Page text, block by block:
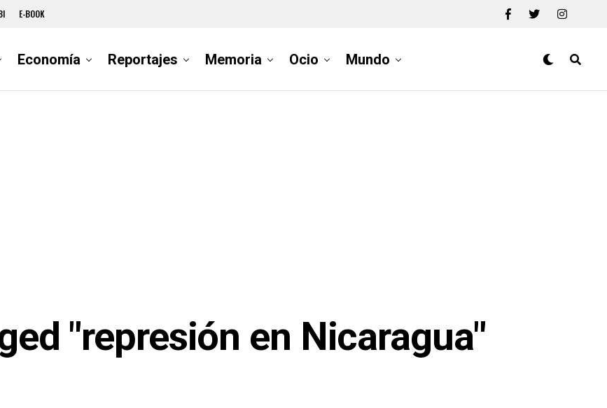
E-BOOK
Economía Reportajes Memoria Ocio Mundo
"represión en Nicaragua"